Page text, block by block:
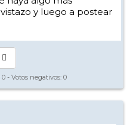
y luego a postear
0 - Votos negativos: 0